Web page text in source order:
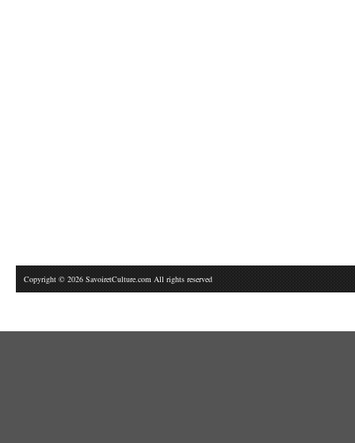
Copyright © 2026 SavoiretCulture.com All rights reserved